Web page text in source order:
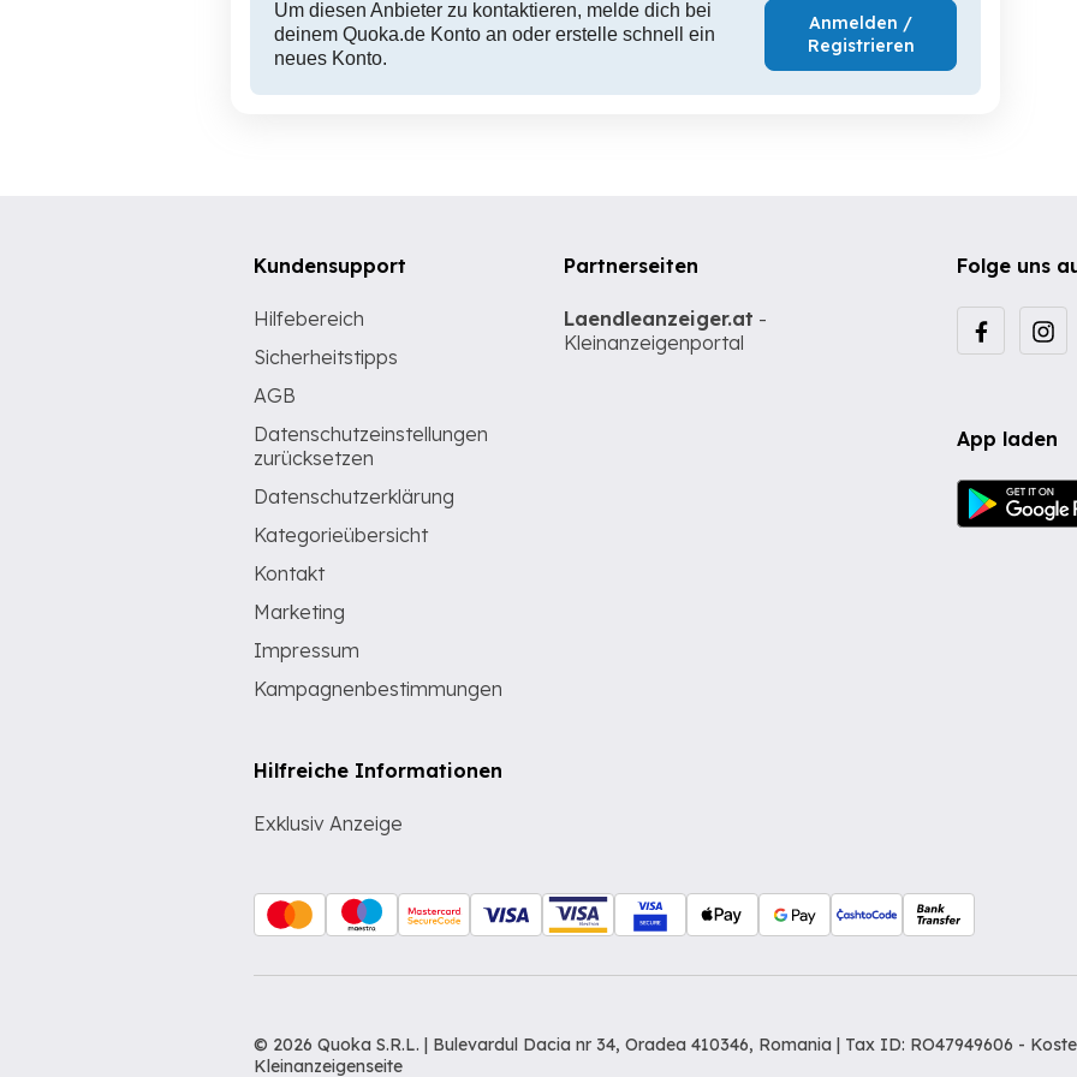
Um diesen Anbieter zu kontaktieren, melde dich bei
deinem Quoka.de Konto an oder erstelle schnell ein
neues Konto.
Anmelden /
Registrieren
Folge uns
App laden
Kundensupport
Hilfebereich
Sicherheitstipps
AGB
Datenschutzeinstellungen
zurücksetzen
Datenschutzerklärung
Kategorieübersicht
Kontakt
Marketing
Impressum
Kampagnenbestimmungen
Hilfreiche Informationen
Exklusiv Anzeige
Partnerseiten
Laendleanzeiger.at -
Kleinanzeigenportal
© 2026 Quoka S.R.L. | Bulevardul Dacia nr 34, Oradea 410346, Romania | Tax ID: RO47949606 -
Kleinanzeigenseite